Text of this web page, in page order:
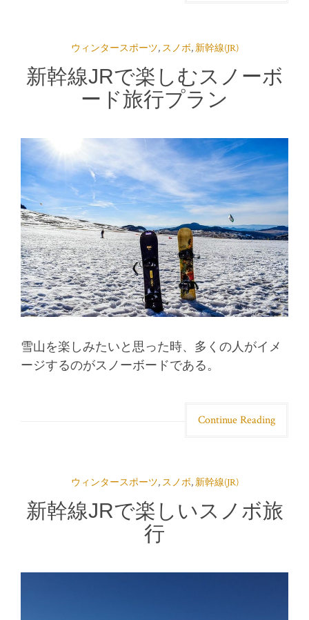
ウィンタースポーツ, スノボ,新幹線(JR)
新幹線JRで楽しむスノーボ
ード旅行プラン
雪山を楽しみたいと思った時、多くの人がイメ
ージするのがスノーボードである。
Continue Reading
ウィンタースポーツ, スノボ,新幹線(JR)
新幹線JRで楽しいスノボ旅
行